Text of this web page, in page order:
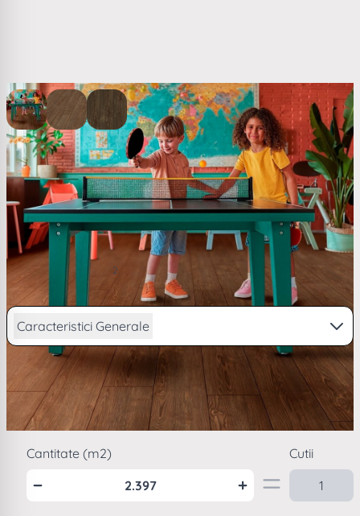
View larger image
View larger image
View larger image
Pardoseala hibrida stejar Kiwi Now 5.5 mm ton inchis
40KN54
(1)
107,01 RON
2
de la26,31 lei/lună în 4 rate
Caracteristici Generale
Vezi descriere completa...
Mod
ambalare
1 cutie =2.397 m2
Cantitate (m2) Cutii